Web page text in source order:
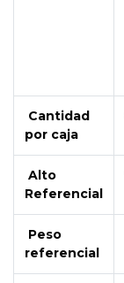
Cantidad
por caja
Alto
Referencial
Peso
referencial